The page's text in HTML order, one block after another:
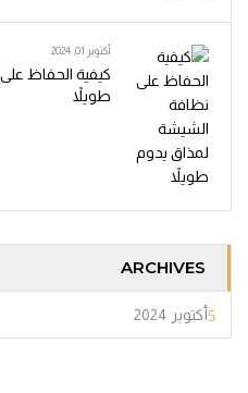
أكتوبر 01, 2024
كيفية الحفاظ
طويلاً
ARCHIVES
أكتوبر 2024